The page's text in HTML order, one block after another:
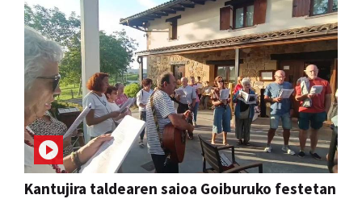
Kantujira taldearen saioa Goiburuko festetan